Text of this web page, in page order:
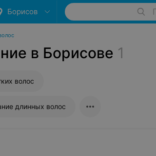
Борисов
в Борисове 1
волос
длинных волос